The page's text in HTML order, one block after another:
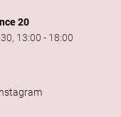
20
13:00 - 18:00